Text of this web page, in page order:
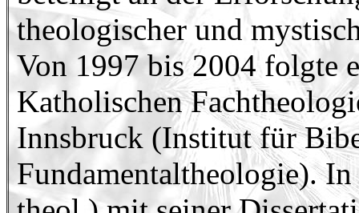
theologischer und
Von 1997 bis 2004 folgte
Katholischen
Innsbruck (Institut für
Fundamentaltheologie).